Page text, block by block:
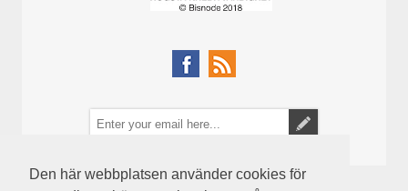
Den här webbplatsen använder cookies för